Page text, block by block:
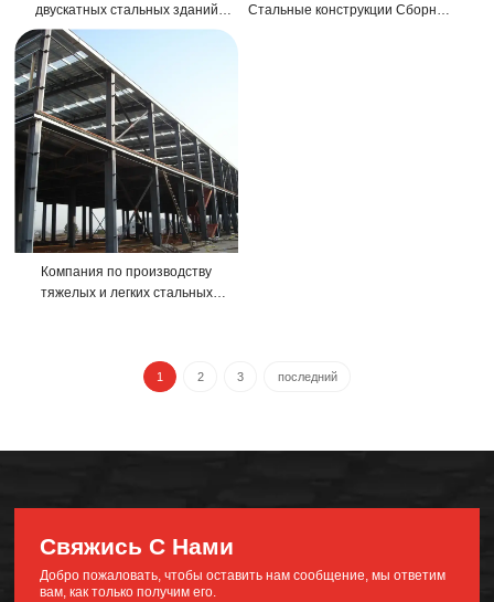
двускатных стальных зданий
Стальная конструкция
Цементная печь Хвостовая
часть Стальная конструкция
Стальные конструкции Сборный
Компания по производству
тяжелых и легких стальных
производству
высококачественных
1 2 3 последний
Свяжись С Нами
Добро пожаловать, чтобы оставить нам сообщение, мы ответим
вам, как только получим его.